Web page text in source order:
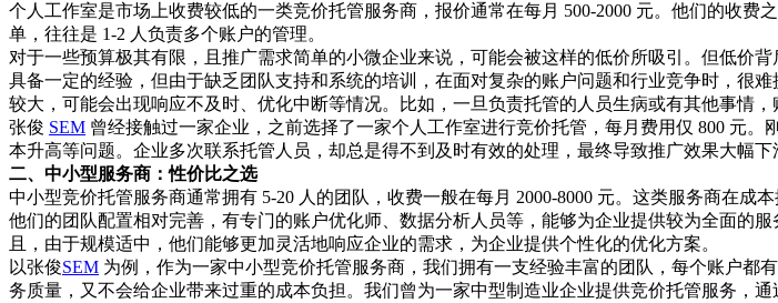
个人工作室是市场上收费较低的一类竞价托管服务商，报价通常在每月 500-2000 元。他们的收
单，往往是 1-2 人负责多个账户的管理。
对于一些预算极其有限，且推广需求简单的小微企业来说，可能会被这样的低价所吸引。但低价
具备一定的经验，但由于缺乏团队支持和系统的培训，在面对复杂的账户问题和行业竞争时，很
较大，可能会出现响应不及时、优化中断等情况。比如，一旦负责托管的人员生病或有其他事情
张俊 SEM 曾经接触过一家企业，之前选择了一家个人工作室进行竞价托管，每月费用仅 800 元
本升高等问题。企业多次联系托管人员，却总是得不到及时有效的处理，最终导致推广效果大幅下
二、中小型服务商：性价比之选
中小型竞价托管服务商通常拥有 5-20 人的团队，收费一般在每月 2000-8000 元。这类服务商在成
他们的团队配置相对完善，有专门的账户优化师、数据分析人员等，能够为企业提供较为全面的
且，由于规模适中，他们能够更加灵活地响应企业的需求，为企业提供个性化的优化方案。
以张俊SEM 为例，作为一家中小型竞价托管服务商，我们拥有一支经验丰富的团队，每个账户
务质量，又不会给企业带来过重的成本负担。我们曾为一家中型制造业企业提供竞价托管服务，